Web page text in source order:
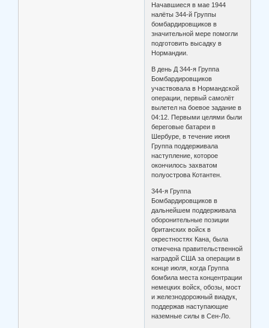
Начавшиеся в мае 1944
налёты 344-й Группы
бомбардировщиков в
значительной мере помогли
подготовить высадку в
Нормандии.
В день Д 344-я Группа
Бомбардировщиков
участвовала в Нормандской
операции, первый самолёт
вылетел на боевое задание в
04:12. Первыми целями были
береговые батареи в
Шербуре, в течение июня
Группа поддерживала
наступление, которое
окончилось захватом
полуострова Котантен.
344-я Группа
Бомбардировщиков в
дальнейшем поддерживала
оборонительные позиции
британских войск в
окрестностях Кана, была
отмечена правительственной
наградой США за операции в
конце июля, когда Группа
бомбила места концентрации
немецких войск, обозы, мост
и железнодорожный виадук,
поддержав наступающие
наземные силы в Сен-Ло.